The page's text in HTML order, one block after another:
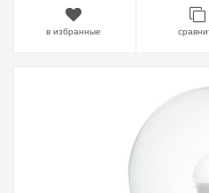
в избранные